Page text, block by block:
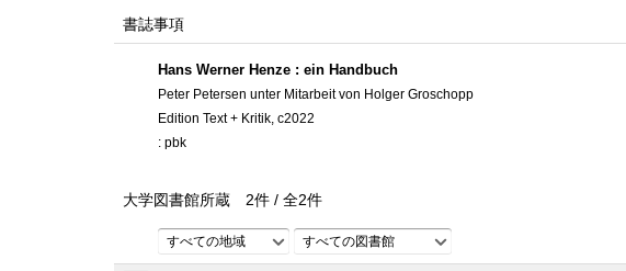
書誌事項
Hans Werner Henze : ein Handbuch
Peter Petersen unter Mitarbeit von Holger Groschopp
Edition Text + Kritik, c2022
: pbk
大学図書館所蔵 2件 / 全2件
すべての地域 すべての図書館